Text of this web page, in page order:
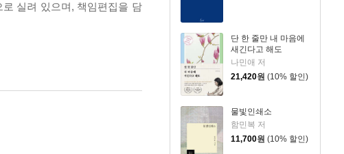
단 한 줄만 내 마음에
새긴다고 해도
나민애 저
21,420원 (10% 할인)
물빛인쇄소
함민복 저
11,700원 (10% 할인)
실려 있으며, 책임편집을 담